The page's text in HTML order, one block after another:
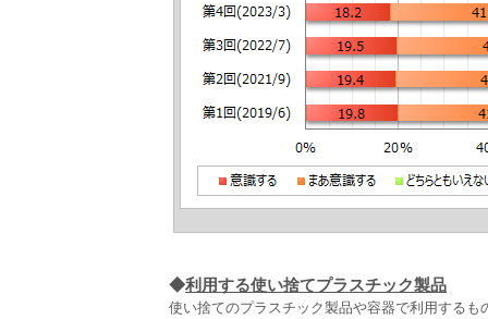
◆利用する使い捨てプラスチック製品
使い捨てのプラスチック製品や容器で利用する